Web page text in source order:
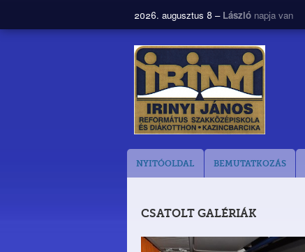
2026. augusztus 8 – László napja van
NYITÓOLDAL BEMUTATKOZÁS
CSATOLT GALÉRIÁK